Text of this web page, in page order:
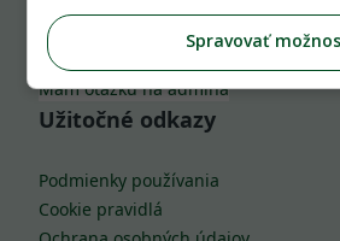
info@zahrada.sk
Nahlás chybu
Mám otázku na admina
Užitočné odkazy
Podmienky používania
Cookie pravidlá
Spravovať